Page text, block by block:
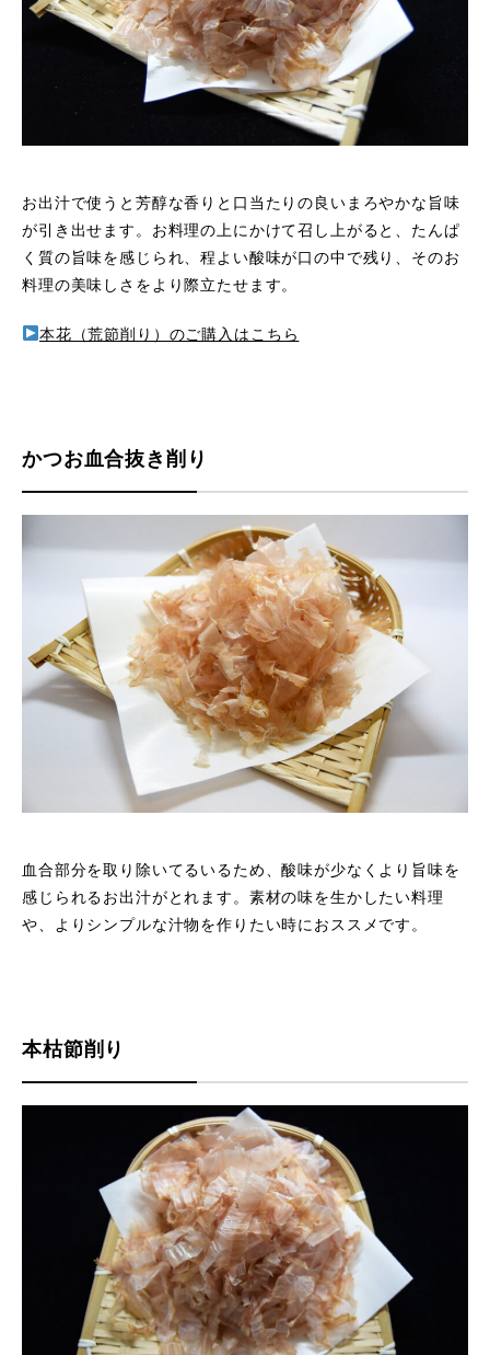
お出汁で使うと芳醇な香りと口当たりの良いまろやかな旨味
が引き出せます。お料理の上にかけて召し上がると、たんぱ
く質の旨味を感じられ、程よい酸味が口の中で残り、そのお
料理の美味しさをより際立たせます。
本花（荒節削り）のご購入はこちら
かつお血合抜き削り
血合部分を取り除いてるいるため、酸味が少なくより旨味を
感じられるお出汁がとれます。素材の味を生かしたい料理
や、よりシンプルな汁物を作りたい時におススメです。
本枯節削り